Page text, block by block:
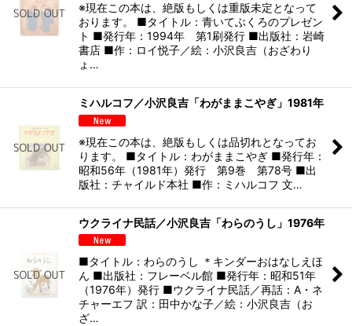
※現在この本は、絶版もしくは重版未定となって
おります。 ■タイトル：青いてぶくろのプレゼン
ト ■発行年：1994年 第1刷発行 ■出版社：岩崎
書店 ■作：ロイ悦子／絵：小沢良吉（おざわり
ょ…
ミハルコフ／小沢良吉「わがままこやぎ」1981年
※現在この本は、絶版もしくは品切れとなってお
ります。 ■タイトル：わがままこやぎ ■発行年：
昭和56年（1981年）発行 第9巻 第78号 ■出
版社：チャイルド本社 ■作：ミハルコフ 文…
ウクライナ民話／小沢良吉「わらのうし」1976年
■タイトル：わらのうし ＊キンダーおはなしえほ
ん ■出版社：フレーベル館 ■発行年：昭和51年
（1976年）発行 ■ウクライナ民話／再話：A・ネ
チャーエフ 訳：田中かな子／絵：小沢良吉（お
ざ…